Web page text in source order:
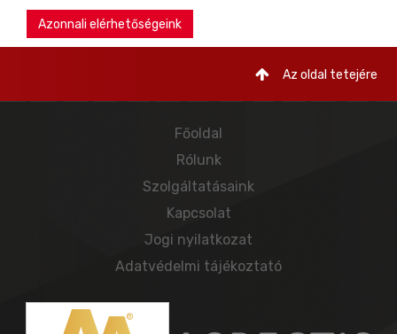
Azonnali elérhetőségeink
Az oldal tetejére
Főoldal
Rólunk
Szolgáltatásaink
Kapcsolat
Jogi nyilatkozat
Adatvédelmi tájékoztató